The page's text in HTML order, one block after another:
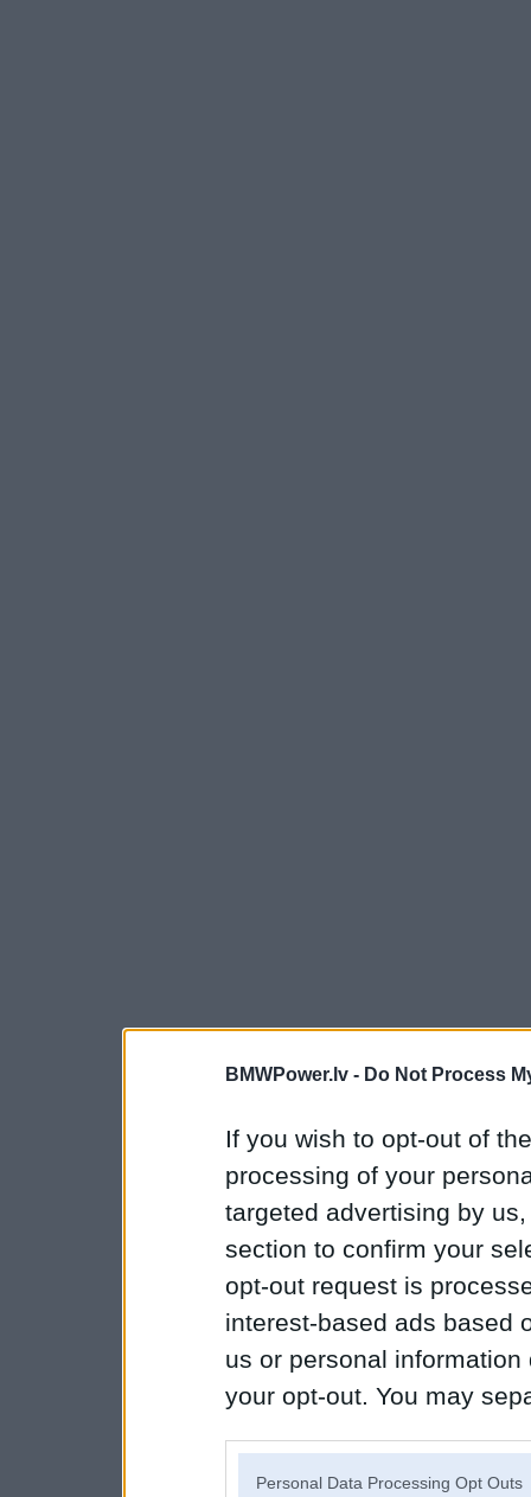
BMWPower.lv - Do Not Process
If you wish to opt-out of
processing of your
targeted advertising by
section to confirm your
opt-out request is
interest-based ads based
us or personal
your opt-out. You may
Personal Data Processing Opt Outs